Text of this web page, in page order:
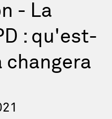
- La
: qu'est-
changera